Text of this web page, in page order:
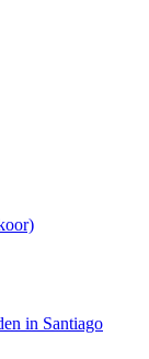
in Santiago